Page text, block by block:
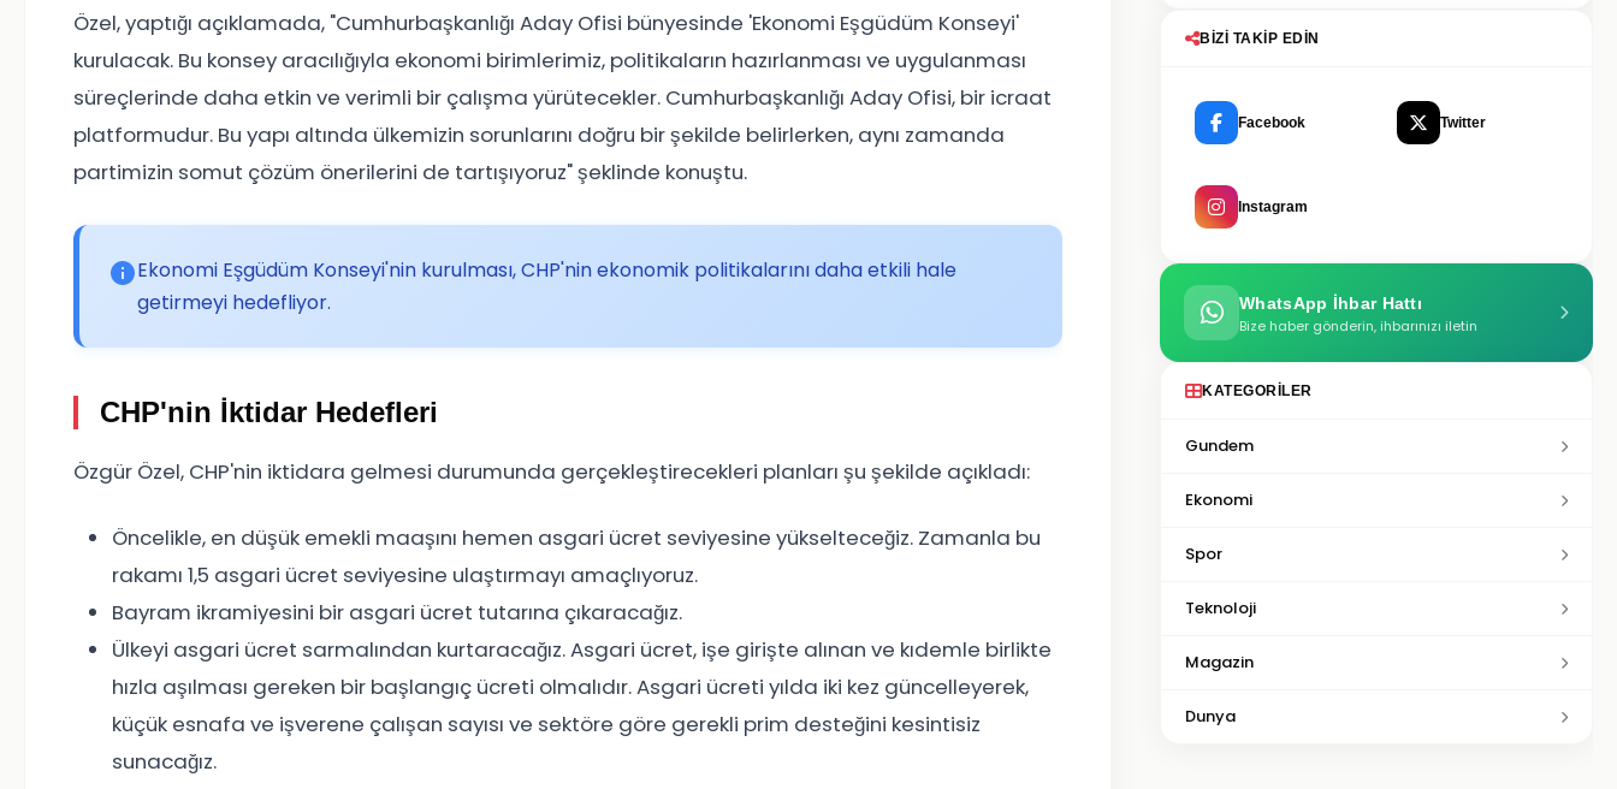
Özel, yaptığı açıklamada, "Cumhurbaşkanlığı Aday Ofisi bünyesinde 'Ekonomi Eşgüdüm Konseyi'
kurulacak. Bu konsey aracılığıyla ekonomi birimlerimiz, politikaların hazırlanması ve uygulanması
süreçlerinde daha etkin ve verimli bir çalışma yürütecekler. Cumhurbaşkanlığı Aday Ofisi, bir icraat
platformudur. Bu yapı altında ülkemizin sorunlarını doğru bir şekilde belirlerken, aynı zamanda
partimizin somut çözüm önerilerini de tartışıyoruz" şeklinde konuştu.
Ekonomi Eşgüdüm Konseyi'nin kurulması, CHP'nin ekonomik politikalarını daha etkili hale
getirmeyi hedefliyor.
CHP'nin İktidar Hedefleri
Özgür Özel, CHP'nin iktidara gelmesi durumunda gerçekleştirecekleri planları şu şekilde açıkladı:
Öncelikle, en düşük emekli maaşını hemen asgari ücret seviyesine yükselteceğiz. Zamanla bu
rakamı 1,5 asgari ücret seviyesine ulaştırmayı amaçlıyoruz.
Bayram ikramiyesini bir asgari ücret tutarına çıkaracağız.
Ülkeyi asgari ücret sarmalından kurtaracağız. Asgari ücret, işe girişte alınan ve kıdemle birlikte
hızla aşılması gereken bir başlangıç ücreti olmalıdır. Asgari ücreti yılda iki kez güncelleyerek,
küçük esnafa ve işverene çalışan sayısı ve sektöre göre gerekli prim desteğini kesintisiz
sunacağız.
BIZI TAKIP EDIN
Facebook Twitter
Instagram
WhatsApp İhbar Hattı
Bize haber gönderin, ihbarınızı iletin
KATEGORILER
Gundem
Ekonomi
Spor
Teknoloji
Magazin
Dunya